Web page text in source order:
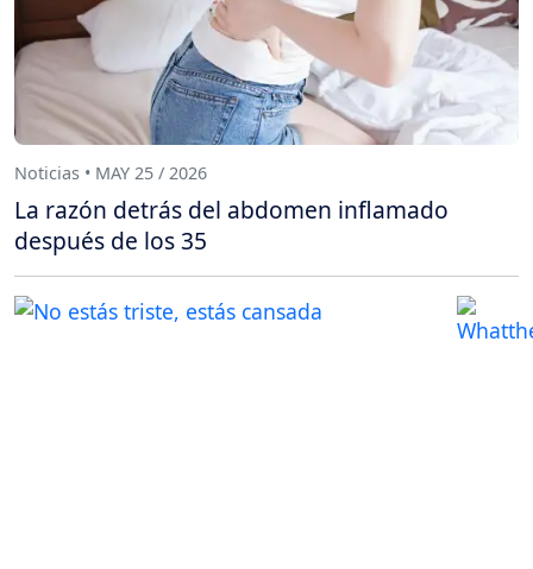
Noticias • MAY 25 / 2026
La razón detrás del abdomen inflamado
después de los 35